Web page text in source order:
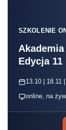
SZKOLENIE
Edycja 11
13.10 | 18.11
online, na